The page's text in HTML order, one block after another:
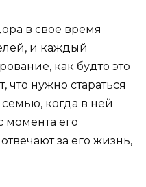
в свое время
и каждый
как будто это
что нужно стараться
когда в ней
момента его
за его жизнь,